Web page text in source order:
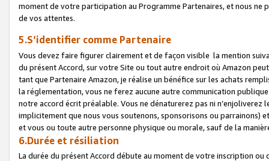
moment de votre participation au Programme Partenaires, et nous
de vos attentes.
5.S’identifier comme Partenaire
Vous devez faire figurer clairement et de façon visible la mention
du présent Accord, sur votre Site ou tout autre endroit où Amazon
tant que Partenaire Amazon, je réalise un bénéfice sur les achats
la réglementation, vous ne ferez aucune autre communication
notre accord écrit préalable. Vous ne dénaturerez pas ni
implicitement que nous vous soutenons, sponsorisons ou parrainons)
et vous ou toute autre personne physique ou morale, sauf de la
6.Durée et résiliation
La durée du présent Accord débute au moment de votre inscription